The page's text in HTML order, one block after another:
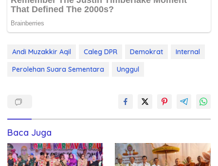
Andi Muzakkir Aqil Caleg DPR Demokrat
Internal
Perolehan Suara Sementara
Unggul
Baca Juga